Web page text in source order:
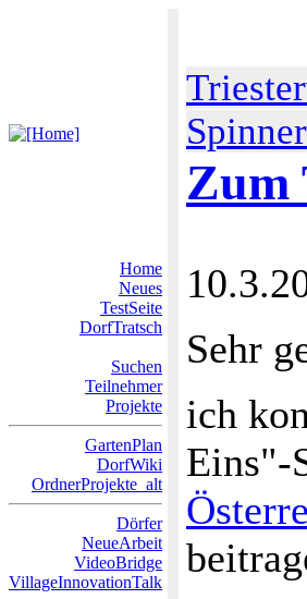
Zum
Home
Neues
TestSeite
DorfTratsch
Suchen
Teilnehmer
Projekte
GartenPlan
DorfWiki
OrdnerProjekte_alt
Dörfer
NeueArbeit
VideoBridge
VillageInnovationTalk
Sehr
ich
Eins"-